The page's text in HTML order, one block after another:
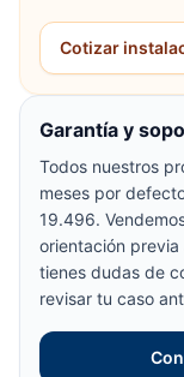
Cotizar
Garantía y
Todos nuestros
meses por
19.496.
orientación
tienes dudas de
revisar tu caso